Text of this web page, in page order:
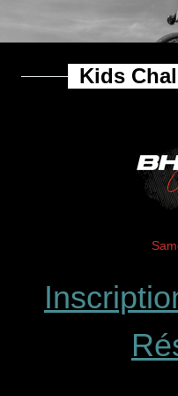
principal
G-Skin
Kid'sKids